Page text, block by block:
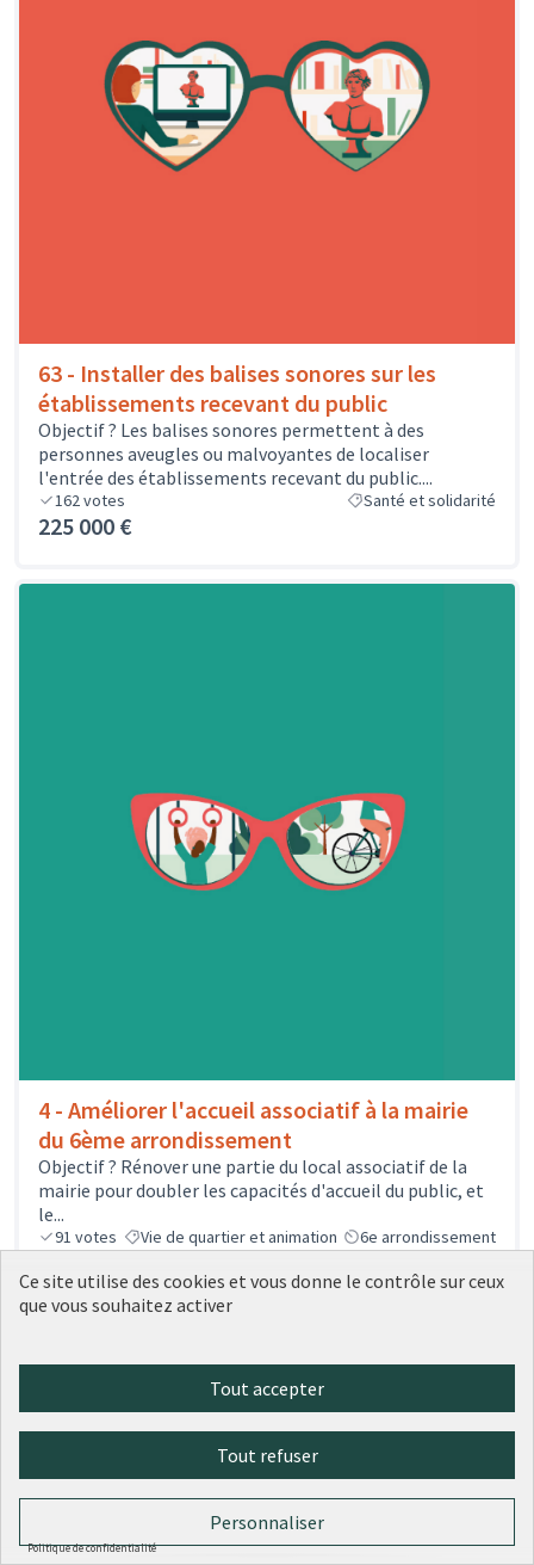
63 - Installer des balises sonores sur les
établissements recevant du public
Objectif ? Les balises sonores permettent à des
personnes aveugles ou malvoyantes de localiser
l'entrée des établissements recevant du public....
162votes Santé et solidarité
225 000 €
4 - Améliorer l'accueil associatif à la mairie
du 6ème arrondissement
Objectif ? Rénover une partie du local associatif de la
mairie pour doubler les capacités d'accueil du public, et
le...
91 votes Vie de quartier et animation
6e arrondissement
Sélectionné
221 000 €
Ce site utilise des cookies et vous donne le contrôle sur ceux
que vous souhaitez activer
Tout accepter
Tout refuser
Personnaliser
Politique de confidentialité